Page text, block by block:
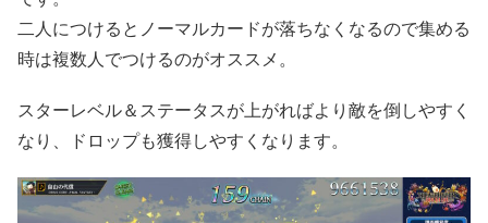
二人につけるとノーマルカードが落ちなくなるので集める
時は複数人でつけるのがオススメ。
スターレベル＆ステータスが上がればより敵を倒しやすく
なり、ドロップも獲得しやすくなります。